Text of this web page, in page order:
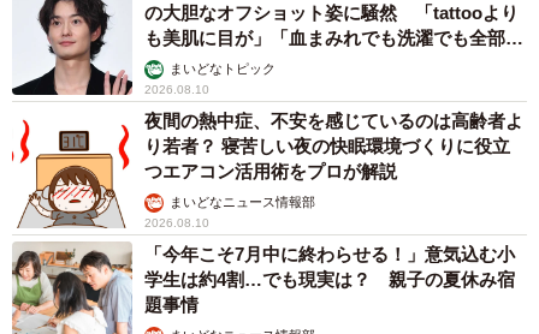
の大胆なオフショット姿に騒然 「tattooより
も美肌に目が」「血まみれでも洗濯でも全部か
っこいい」
まいどなトピック
2026.08.10
夜間の熱中症、不安を感じているのは高齢者よ
り若者？ 寝苦しい夜の快眠環境づくりに役立
つエアコン活用術をプロが解説
まいどなニュース情報部
2026.08.10
「今年こそ7月中に終わらせる！」意気込む小
学生は約4割…でも現実は？ 親子の夏休み宿
題事情